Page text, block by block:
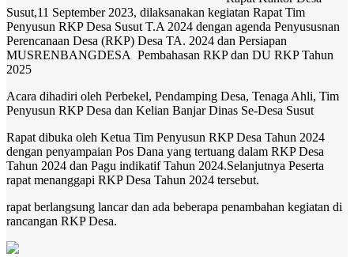
Susut,11 September 2023, dilaksanakan kegiatan Rapat Tim
Penyusun RKP Desa Susut T.A 2024 dengan agenda Penyususnan
Perencanaan Desa (RKP) Desa TA. 2024 dan Persiapan
MUSRENBANGDESA Pembahasan RKP dan DU RKP Tahun
2025
Acara dihadiri oleh Perbekel, Pendamping Desa, Tenaga Ahli, Tim
Penyusun RKP Desa dan Kelian Banjar Dinas Se-Desa Susut
Rapat dibuka oleh Ketua Tim Penyusun RKP Desa Tahun 2024
dengan penyampaian Pos Dana yang tertuang dalam RKP Desa
Tahun 2024 dan Pagu indikatif Tahun 2024.Selanjutnya Peserta
rapat menanggapi RKP Desa Tahun 2024 tersebut.
rapat berlangsung lancar dan ada beberapa penambahan kegiatan di
rancangan RKP Desa.